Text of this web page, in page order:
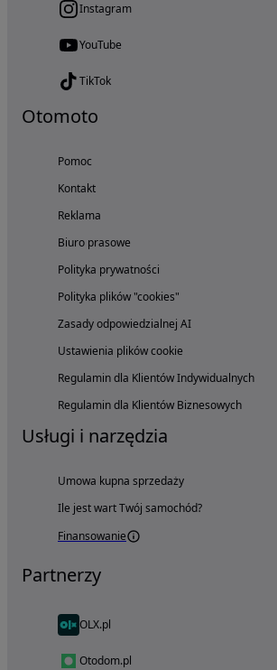
Instagram
YouTube
TikTok
Otomoto
Pomoc
Kontakt
Reklama
Biuro prasowe
Polityka prywatności
Polityka plików "cookies"
Zasady odpowiedzialnej AI
Ustawienia plików cookie
Regulamin dla Klientów Indywidualnych
Regulamin dla Klientów Biznesowych
Usługi i narzędzia
Umowa kupna sprzedaży
Ile jest wart Twój samochód?
Finansowanie
Partnerzy
OLX.pl
Otodom.pl